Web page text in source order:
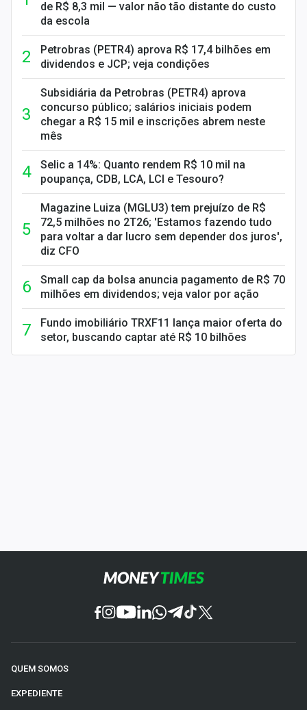
de R$ 8,3 mil — valor não tão distante do custo
da escola
Petrobras (PETR4) aprova R$ 17,4 bilhões em
dividendos e JCP; veja condições
Subsidiária da Petrobras (PETR4) aprova
concurso público; salários iniciais podem
chegar a R$ 15 mil e inscrições abrem neste
mês
Selic a 14%: Quanto rendem R$ 10 mil na
poupança, CDB, LCA, LCI e Tesouro?
Magazine Luiza (MGLU3) tem prejuízo de R$
72,5 milhões no 2T26; 'Estamos fazendo tudo
para voltar a dar lucro sem depender dos juros',
diz CFO
Small cap da bolsa anuncia pagamento de R$ 70
milhões em dividendos; veja valor por ação
Fundo imobiliário TRXF11 lança maior oferta do
setor, buscando captar até R$ 10 bilhões
QUEM SOMOS
EXPEDIENTE